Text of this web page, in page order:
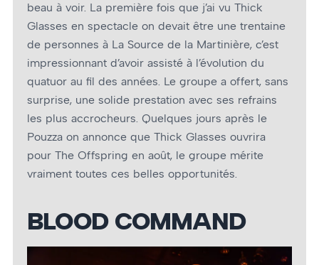
beau à voir. La première fois que j’ai vu Thick
Glasses en spectacle on devait être une trentaine
de personnes à La Source de la Martinière, c’est
impressionnant d’avoir assisté à l’évolution du
quatuor au fil des années. Le groupe a offert, sans
surprise, une solide prestation avec ses refrains
les plus accrocheurs. Quelques jours après le
Pouzza on annonce que Thick Glasses ouvrira
pour The Offspring en août, le groupe mérite
vraiment toutes ces belles opportunités.
BLOOD COMMAND